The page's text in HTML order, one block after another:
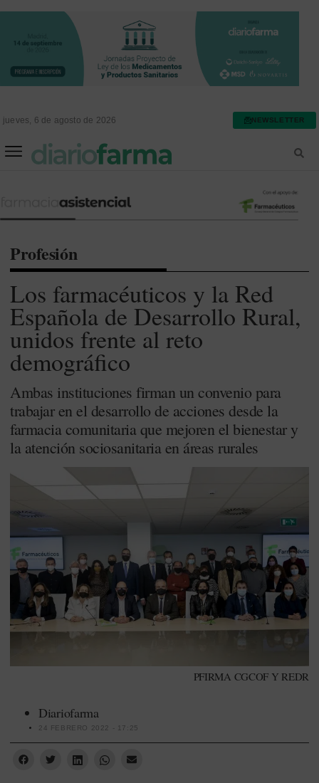
jueves, 6 de agosto de 2026 NEWSLETTER
Profesión
Los farmacéuticos y la Red
Española de Desarrollo Rural,
unidos frente al reto
demográfico
Ambas instituciones firman un convenio para
trabajar en el desarrollo de acciones desde la
farmacia comunitaria que mejoren el bienestar y
la atención sociosanitaria en áreas rurales
PFIRMA CGCOF Y REDR
Diariofarma
24 FEBRERO 2022 - 17:25